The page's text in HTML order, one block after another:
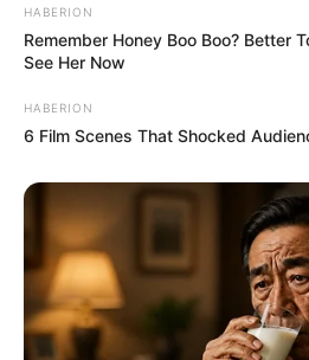
HABERION
Remember Honey Boo Boo? Better
See Her Now
HABERION
6 Film Scenes That Shocked